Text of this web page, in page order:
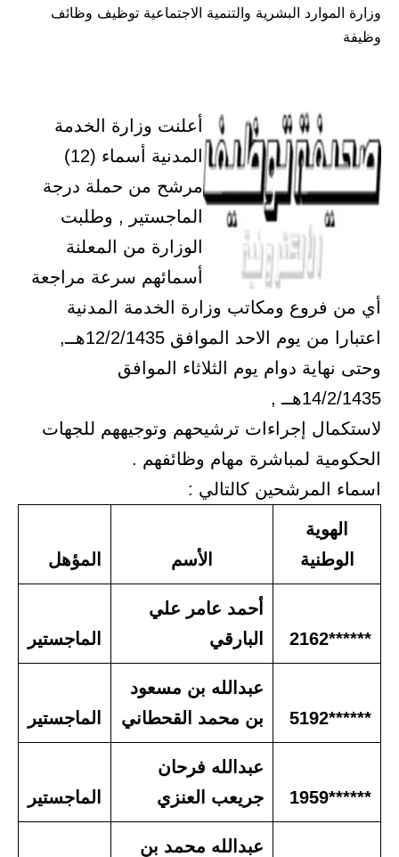
في
وزارة الموارد البشرية والتنمية الاجتماعية توظيف وظائف
وظيفة
أعلنت وزارة الخدمة
المدنية أسماء (12)
مرشح من حملة درجة
الماجستير , وطلبت
الوزارة من المعلنة
أسمائهم سرعة مراجعة
أي من فروع ومكاتب وزارة الخدمة المدنية
اعتبارا من يوم الاحد الموافق 12/2/1435هــ,
وحتى نهاية دوام يوم الثلاثاء الموافق
14/2/1435هــ ,
لاستكمال إجراءات ترشيحهم وتوجيههم للجهات
الحكومية لمباشرة مهام وظائفهم .
اسماء المرشحين كالتالي :
الهوية
الوطنية
الأسم المؤهل
******2162
أحمد عامر علي
البارقي
الماجستير
******5192
عبدالله بن مسعود
بن محمد القحطاني
الماجستير
******1959
عبدالله فرحان
جريعب العنزي
الماجستير
عبدالله محمد بن